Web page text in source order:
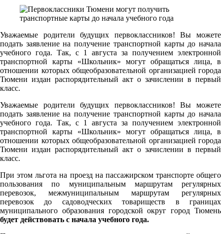
Уважаемые родители будущих первоклассников! Вы можете
подать заявление на получение транспортной карты до начала
учебного года. Так, с 1 августа за получением электронной
транспортной карты «Школьник» могут обращаться лица, в
отношении которых общеобразовательной организацией города
Тюмени издан распорядительный акт о зачислении в первый
класс.
Уважаемые родители будущих первоклассников! Вы можете
подать заявление на получение транспортной карты до начала
учебного года. Так, с 1 августа за получением электронной
транспортной карты «Школьник» могут обращаться лица, в
отношении которых общеобразовательной организацией города
Тюмени издан распорядительный акт о зачислении в первый
класс.
При этом льгота на проезд на пассажирском транспорте общего
пользования по муниципальным маршрутам регулярных
перевозок, межмуниципальным маршрутам регулярных
перевозок до садоводческих товариществ в границах
муниципального образования городской округ город Тюмень
будет действовать с начала учебного года.